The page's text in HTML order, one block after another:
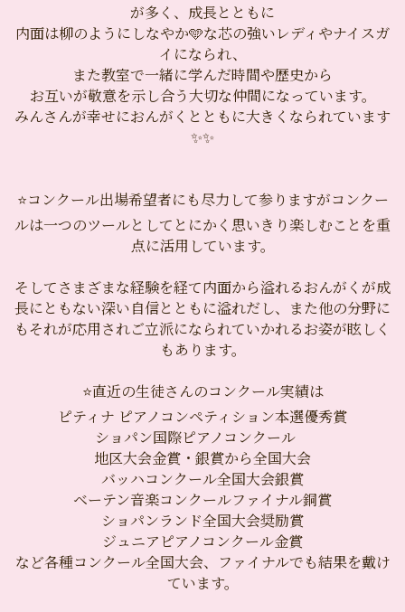
が多く、成長とともに
内面は柳のようにしなやか🩵な芯の強いレディやナイスガ
イになられ、
また教室で一緒に学んだ時間や歴史から
お互いが敬意を示し合う大切な仲間になっています。
みんさんが幸せにおんがくとともに大きくなられています
✨✨
⭐️コンクール出場希望者にも尽力して参りますがコンクー
ルは一つのツールとしてとにかく思いきり楽しむことを重
点に活用しています。
そしてさまざまな経験を経て内面から溢れるおんがくが成
長にともない深い自信とともに溢れだし、また他の分野に
もそれが応用されご立派になられていかれるお姿が眩しく
もあります。
⭐️直近の生徒さんのコンクール実績は
ピティナ ピアノコンペティション本選優秀賞
ショパン国際ピアノコンクール
地区大会金賞・銀賞から全国大会
バッハコンクール全国大会銀賞
ベーテン音楽コンクールファイナル銅賞
ショパンランド全国大会奨励賞
ジュニアピアノコンクール金賞
など各種コンクール全国大会、ファイナルでも結果を戴け
ています。